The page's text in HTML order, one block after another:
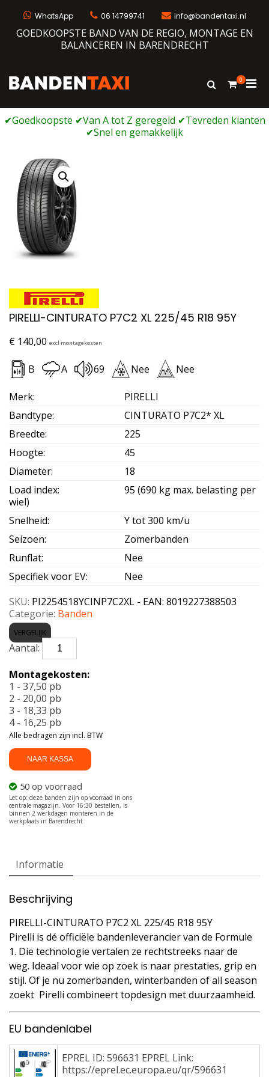
WhatsApp 06 14799741 info@bandentaxi.nl
GOEDKOOPSTE BAND VAN DE REGIO, MONTAGE EN
BALANCEREN IN BARENDRECHT
Bandengarage met eigen webshop
Toon
0
voor
PIRELLI-CINTURATO P7C2 XL 225/45 R18 95Y
€ 140,00 excl montagekosten
B A 69 Nee Nee
Merk:
PIRELLI
Bandtype:
CINTURATO P7C2* XL
Breedte:
225
Hoogte:
45
Diameter:
18
Load index:
95 (690 kg max. belasting per
wiel)
Snelheid:
Y tot 300 km/u
Seizoen:
Zomerbanden
Runflat:
Nee
Specifiek voor EV:
Nee
SKU: PI2254518YCINP7C2XL - EAN: 8019227388503
Categorie: Banden
VERGELIJK
PIRELLI-
CINTURATO
XL
225/45
R18
95Y
aantal
NAAR KASSA
50 op voorraad
Montagekosten:
1 - 37,50 pb
2 - 20,00 pb
3 - 18,33 pb
4 - 16,25 pb
Alle bedragen zijn incl. BTW
Informatie
Beschrijving
PIRELLI-CINTURATO P7C2 XL 225/45 R18 95Y
Pirelli is dé officiële bandenleverancier van de Formule
1. Die technologie vertalen ze rechtstreeks naar de
weg. Ideaal voor wie op zoek is naar prestaties, grip en
stijl. Of je nu zomerbanden, winterbanden of all season
zoekt  Pirelli combineert topdesign met duurzaamheid.
EU bandenlabel
EPREL ID: 596631 EPREL Link:
https://eprel.ec.europa.eu/qr/596631